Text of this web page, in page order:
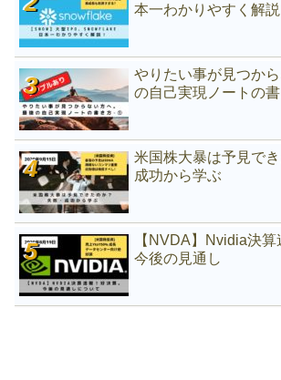
本一わかりやすく解説
やりたい事が見つか
の自己実現ノートの
米国株大暴は予見で
成功から学ぶ
【NVDA】Nvidia決算
今後の見通し